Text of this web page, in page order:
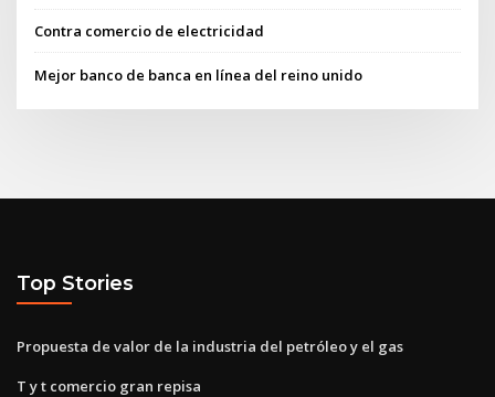
Contra comercio de electricidad
Mejor banco de banca en línea del reino unido
Top Stories
Propuesta de valor de la industria del petróleo y el gas
T y t comercio gran repisa